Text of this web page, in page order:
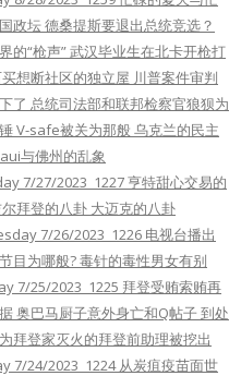
政坛 德桑提斯要退出总统竞选？
的“枪声” 武汉毕业生在北卡开枪打
买想断社区的独立屋 川普案件审判
了 总统司法部和联邦检察官狼狈为
V-safe被关为那般 乌克兰的民主
与佛州的乱象
7/27/2023 1227 亨特甜心交易的
拜登的八卦 大迈克的八卦
7/26/2023 1226 电视台播出
目为哪般? 毒针的毒性男女有别
7/25/2023 1225 拜登受贿索贿再
奥巴马厨子意外身亡和Q帖子 到处
拜登家灭火的拜登前助理被挖出
7/24/2023 1224 从炭疽疫苗面世